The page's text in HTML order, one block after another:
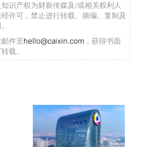
识产权为财新传媒及/或相关权利人
许可，禁止进行转载、摘编、复制及
件至hello@caixin.com ，获得书面
载。